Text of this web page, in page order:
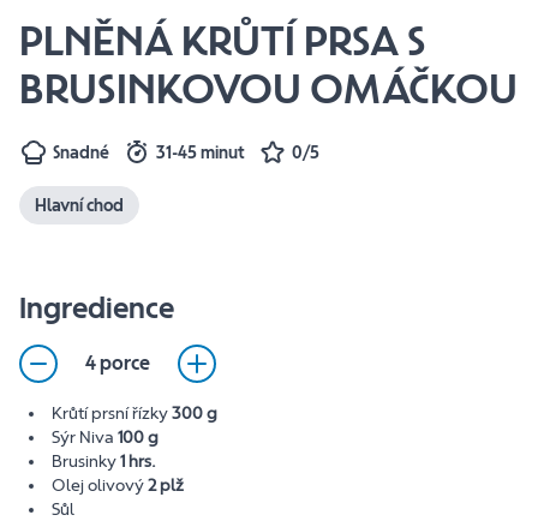
PLNĚNÁ KRŮTÍ PRSA S
BRUSINKOVOU OMÁČKOU
Snadné 31-45 minut 0/5
Hlavní chod
Ingredience
4 porce
Krůtí prsní řízky300 g
Sýr Niva 100 g
Brusinky1 hrs.
Olej olivový2 plž
Sůl